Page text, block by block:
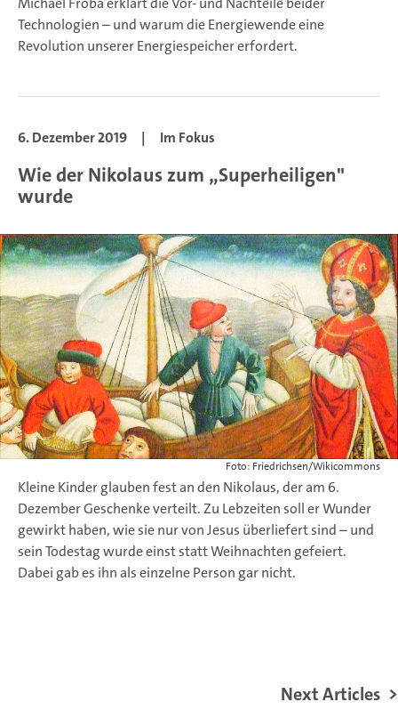
Technologien – und warum die Energiewende eine
Revolution unserer Energiespeicher erfordert.
6. Dezember 2019 | Im Fokus
Wie der Nikolaus zum „Superheiligen"
wurde
Foto: Friedrichsen/Wikicommons
Kleine Kinder glauben fest an den Nikolaus, der am 6.
Dezember Geschenke verteilt. Zu Lebzeiten soll er Wunder
gewirkt haben, wie sie nur von Jesus überliefert sind – und
sein Todestag wurde einst statt Weihnachten gefeiert.
Dabei gab es ihn als einzelne Person gar nicht.
Next Articles